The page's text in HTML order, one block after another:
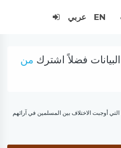
EN عربي
فضلاً اشترك من
أوجبت الاختلاف بين المسلمين في آرائهم